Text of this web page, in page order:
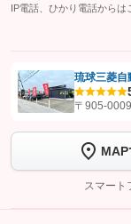
IP電話、ひかり電話からは
【STEP1】認証画面で
トーク画面で
完了してく
琉球三菱
〒905-
スマート